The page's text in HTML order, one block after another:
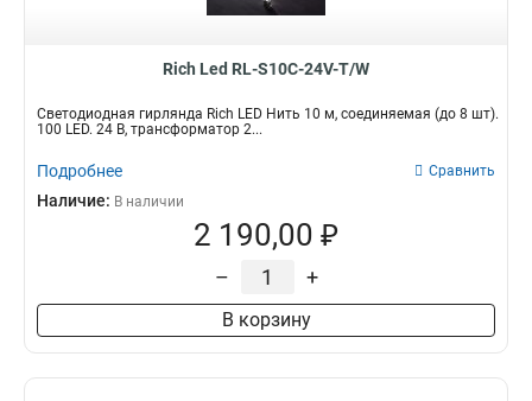
Rich Led RL-S10C-24V-T/W
Светодиодная гирлянда Rich LED Нить 10 м, соединяемая (до 8 шт).
100 LED. 24 B, трансформатор 2...
Подробнее Сравнить
Наличие: В наличии
2 190,00 ₽
– +
В корзину